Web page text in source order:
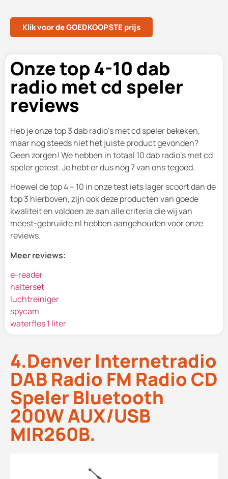
Klik voor de GOEDKOOPSTE prijs
Onze top 4-10 dab
radio met cd speler
reviews
Heb je onze top 3 dab radio's met cd speler bekeken,
maar nog steeds niet het juiste product gevonden?
Geen zorgen! We hebben in totaal 10 dab radio's met cd
speler getest. Je hebt er dus nog 7 van ons tegoed.
Hoewel de top 4 – 10 in onze test iets lager scoort dan de
top 3 hierboven, zijn ook deze producten van goede
kwaliteit en voldoen ze aan alle criteria die wij van
meest-gebruikte.nl hebben aangehouden voor onze
reviews.
Meer reviews:
e-reader
halterset
luchtreiniger
spycam
waterfles 1 liter
4.Denver Internetradio
DAB Radio FM Radio CD
Speler Bluetooth
200W AUX/USB
MIR260B.